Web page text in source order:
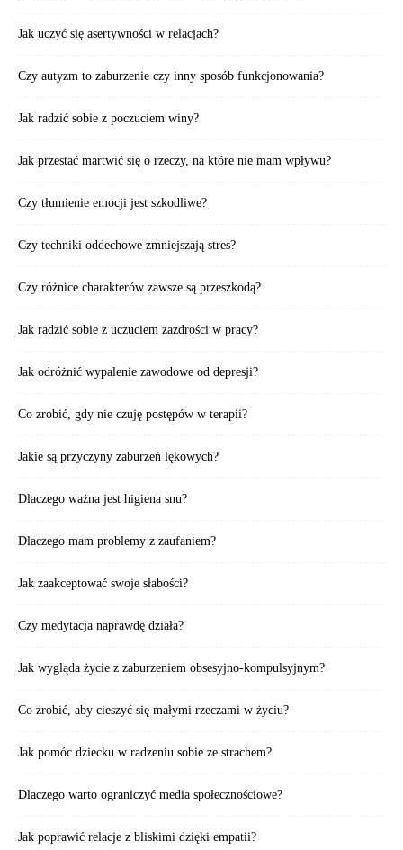
Jak uczyć się asertywności w relacjach?
Czy autyzm to zaburzenie czy inny sposób funkcjonowania?
Jak radzić sobie z poczuciem winy?
Jak przestać martwić się o rzeczy, na które nie mam wpływu?
Czy tłumienie emocji jest szkodliwe?
Czy techniki oddechowe zmniejszają stres?
Czy różnice charakterów zawsze są przeszkodą?
Jak radzić sobie z uczuciem zazdrości w pracy?
Jak odróżnić wypalenie zawodowe od depresji?
Co zrobić, gdy nie czuję postępów w terapii?
Jakie są przyczyny zaburzeń lękowych?
Dlaczego ważna jest higiena snu?
Dlaczego mam problemy z zaufaniem?
Jak zaakceptować swoje słabości?
Czy medytacja naprawdę działa?
Jak wygląda życie z zaburzeniem obsesyjno-kompulsyjnym?
Co zrobić, aby cieszyć się małymi rzeczami w życiu?
Jak pomóc dziecku w radzeniu sobie ze strachem?
Dlaczego warto ograniczyć media społecznościowe?
Jak poprawić relacje z bliskimi dzięki empatii?